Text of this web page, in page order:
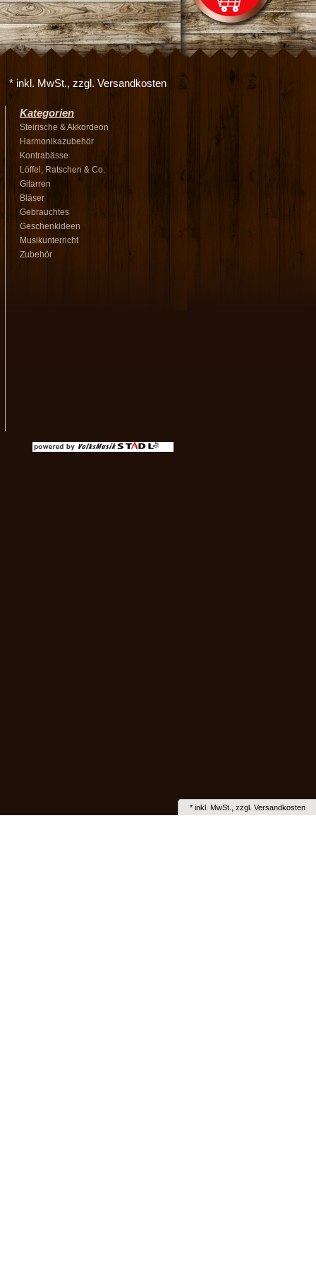
* inkl. MwSt., zzgl. Versandkosten
Kategorien
Steirische & Akkordeon
Harmonikazubehör
Kontrabässe
Löffel, Ratschen & Co.
Gitarren
Bläser
Gebrauchtes
Geschenkideen
Musikunterricht
Zubehör
* inkl. MwSt., zzgl. Versandkosten